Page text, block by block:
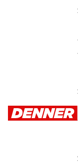
Orari di
Venerdì